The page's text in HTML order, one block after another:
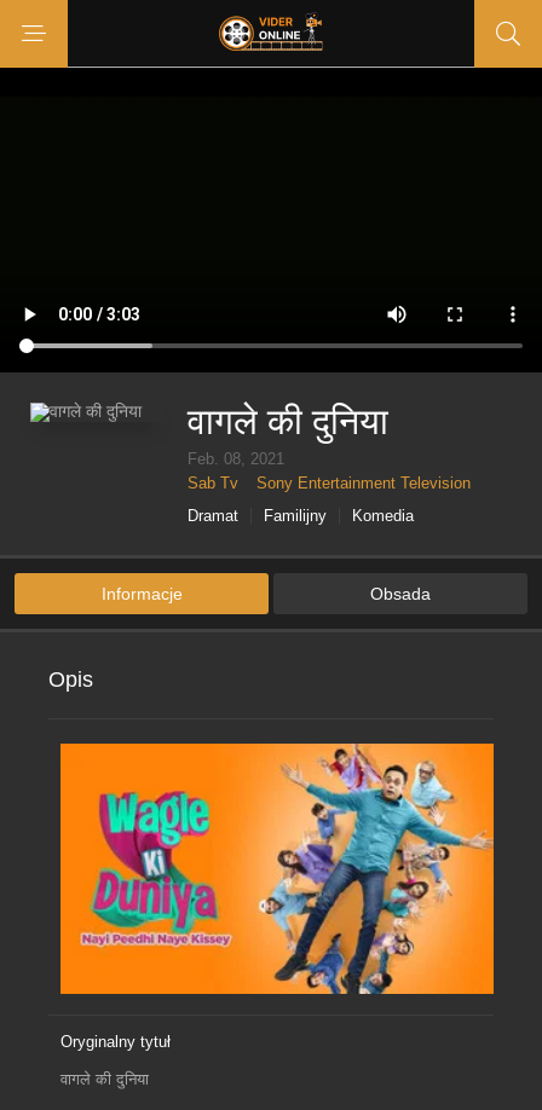
वागले की दुनिया
Feb. 08, 2021
Sab Tv
Sony Entertainment Television
Dramat
Familijny Komedia
Informacje Obsada
Opis
Oryginalny tytuł
वागले की दुनिया